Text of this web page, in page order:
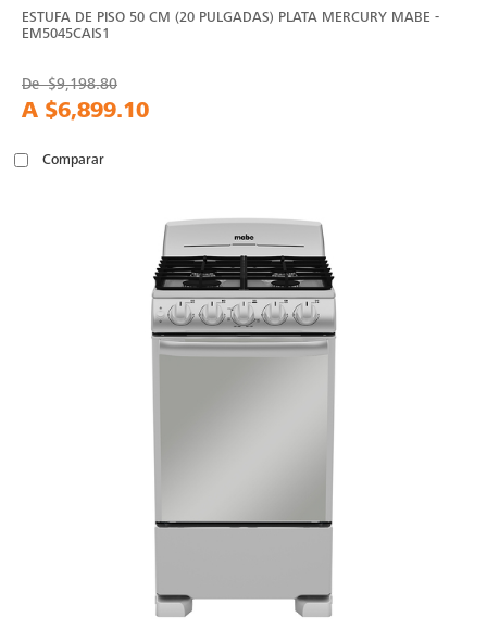
ESTUFA DE PISO 50 CM (20 PULGADAS) PLATA MERCURY MABE -
EM5045CAIS1
De$9,198.80
A $6,899.10
Comparar